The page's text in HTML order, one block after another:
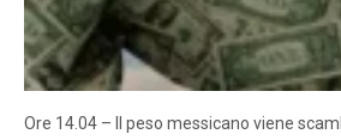
Ore 14.04 – Il peso messicano viene